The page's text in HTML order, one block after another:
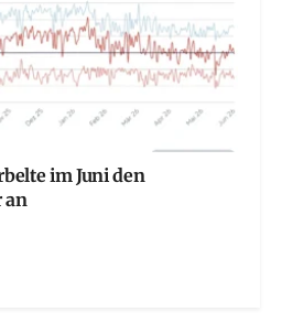
im Juni den
an